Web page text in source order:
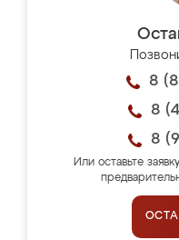
8
8
8
Или оставьте